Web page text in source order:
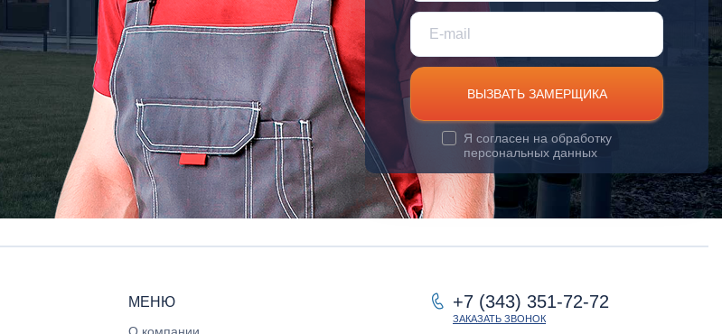
ВЫЗВАТЬ ЗАМЕРЩИКА
Я согласен на обработку
персональных данных
МЕНЮ
О компании
+7 (343) 351-72-72
ЗАКАЗАТЬ ЗВОНОК